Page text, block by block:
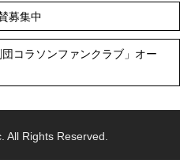
募集中
コラソンファンクラブ」オー
Rights Reserved.